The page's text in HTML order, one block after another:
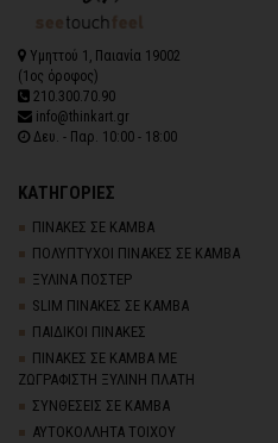
Υμηττού 1, Παιανία 19002
(1ος όροφος)
210.300.70.90
info@thinkart.gr
Δευ. - Παρ. 10:00 - 18:00
ΚΑΤΗΓΟΡΙΕΣ
ΠΙΝΑΚΕΣ ΣΕ ΚΑΜΒΑ
ΠΟΛΥΠΤΥΧΟΙ ΠΙΝΑΚΕΣ ΣΕ ΚΑΜΒΑ
ΞΥΛΙΝΑ ΠΟΣΤΕΡ
SLIM ΠΙΝΑΚΕΣ ΣΕ ΚΑΜΒΑ
ΠΑΙΔΙΚΟΙ ΠΙΝΑΚΕΣ
ΠΙΝΑΚΕΣ ΣΕ ΚΑΜΒΑ ΜΕ
ΖΩΓΡΑΦΙΣΤΗ ΞΥΛΙΝΗ ΠΛΑΤΗ
ΣΥΝΘΕΣΕΙΣ ΣΕ ΚΑΜΒΑ
ΑΥΤΟΚΟΛΛΗΤΑ ΤΟΙΧΟΥ